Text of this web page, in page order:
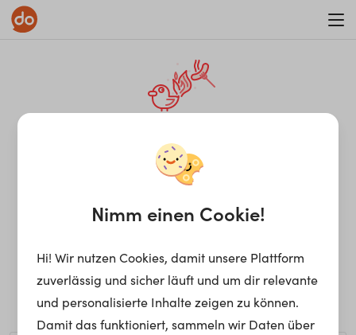
¡Ay, caramba! Seite nicht
gefunden.
Ups, die gewünschte Seite kann nicht gefunden werden.
Möchtest du nach einem bestimmten Begriff suchen?
Nimm einen Cookie!
Hi! Wir nutzen Cookies, damit unsere Plattform
zuverlässig und sicher läuft und um dir relevante
und personalisierte Inhalte zeigen zu können.
Damit das funktioniert, sammeln wir Daten über